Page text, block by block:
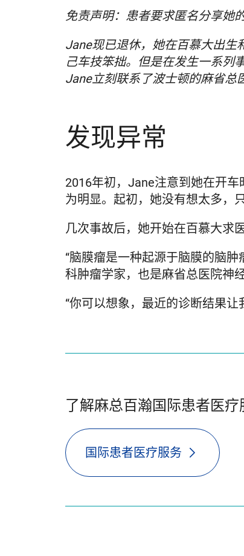
Twitter
免责声明：患者要求匿名分享她
Jane现已退休，她在百慕大出生
己车技笨拙。但是在发生一系列
Jane立刻联系了波士顿的麻省总
发现异常
2016年初，Jane注意到她在开
为明显。起初，她没有想太多，
几次事故后，她开始在百慕大求
“脑膜瘤是一种起源于脑膜的脑
科肿瘤学家，也是麻省总医院神
“你可以想象，最近的诊断结果
了解麻总百瀚国际患者医疗
国际患者医疗服务